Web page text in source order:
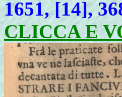
1651, [14],
CLICCA E